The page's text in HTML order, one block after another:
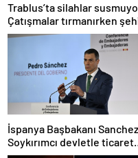
Trablus’ta silahlar
Çatışmalar tırmanırken
alarmda
İspanya Başbakanı
Soykırımcı devletle ticaret
yapmayız